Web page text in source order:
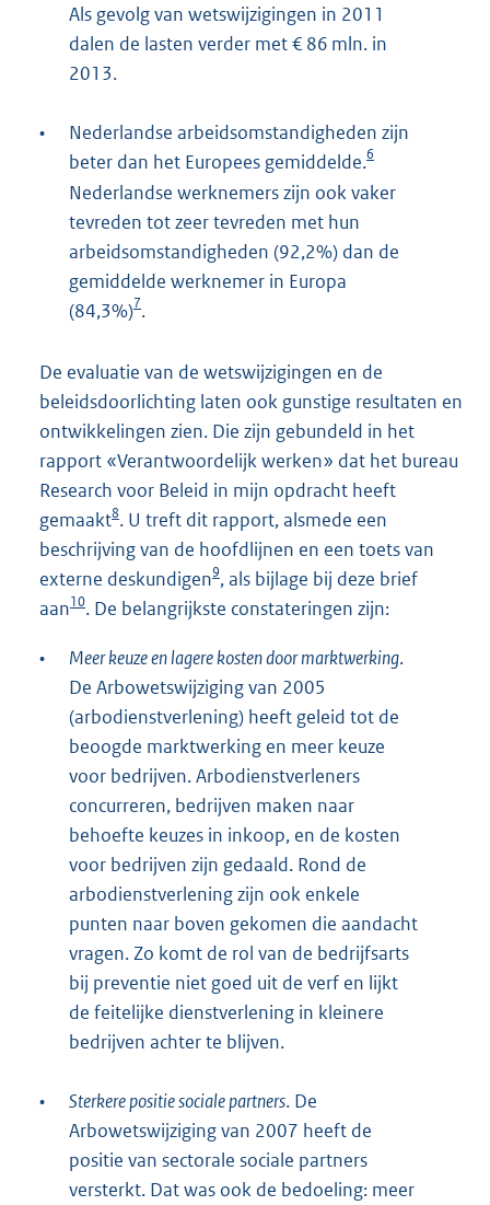
Als gevolg van wetswijzigingen in 2011
dalen de lasten verder met € 86 mln. in
2013.
•
Nederlandse arbeidsomstandigheden zijn
beter dan het Europees gemiddelde.6
Nederlandse werknemers zijn ook vaker
tevreden tot zeer tevreden met hun
arbeidsomstandigheden (92,2%) dan de
gemiddelde werknemer in Europa
(84,3%)7.
De evaluatie van de wetswijzigingen en de
beleidsdoorlichting laten ook gunstige resultaten en
ontwikkelingen zien. Die zijn gebundeld in het
rapport «Verantwoordelijk werken» dat het bureau
Research voor Beleid in mijn opdracht heeft
gemaakt8. U treft dit rapport, alsmede een
beschrijving van de hoofdlijnen en een toets van
externe deskundigen9, als bijlage bij deze brief
aan10. De belangrijkste constateringen zijn:
• Meer keuze en lagere kosten door marktwerking.
De Arbowetswijziging van 2005
(arbodienstverlening) heeft geleid tot de
beoogde marktwerking en meer keuze
voor bedrijven. Arbodienstverleners
concurreren, bedrijven maken naar
behoefte keuzes in inkoop, en de kosten
voor bedrijven zijn gedaald. Rond de
arbodienstverlening zijn ook enkele
punten naar boven gekomen die aandacht
vragen. Zo komt de rol van de bedrijfsarts
bij preventie niet goed uit de verf en lijkt
de feitelijke dienstverlening in kleinere
bedrijven achter te blijven.
• Sterkere positie sociale partners. De
Arbowetswijziging van 2007 heeft de
positie van sectorale sociale partners
versterkt. Dat was ook de bedoeling: meer